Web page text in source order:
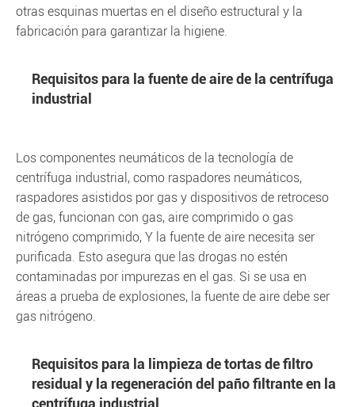
otras esquinas muertas en el diseño estructural y la
fabricación para garantizar la higiene.
Requisitos para la fuente de aire de la centrífuga
industrial
Los componentes neumáticos de la tecnología de
centrífuga industrial, como raspadores neumáticos,
raspadores asistidos por gas y dispositivos de retroceso
de gas, funcionan con gas, aire comprimido o gas
nitrógeno comprimido, Y la fuente de aire necesita ser
purificada. Esto asegura que las drogas no estén
contaminadas por impurezas en el gas. Si se usa en
áreas a prueba de explosiones, la fuente de aire debe ser
gas nitrógeno.
Requisitos para la limpieza de tortas de filtro
residual y la regeneración del paño filtrante en la
centrífuga industrial